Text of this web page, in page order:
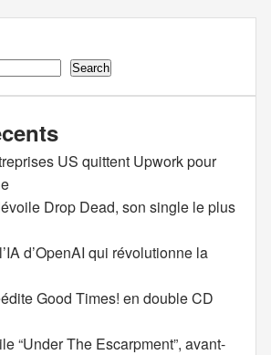
Search
US quittent Upwork pour
Drop Dead, son single le plus
d’OpenAI qui révolutionne la
Good Times! en double CD
“Under The Escarpment”, avant-